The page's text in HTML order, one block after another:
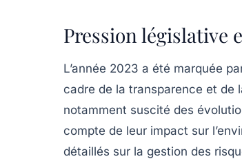
Pression législative
L’année 2023 a été marquée
cadre de la transparence et de
notamment suscité des
compte de leur impact sur
détaillés sur la gestion des